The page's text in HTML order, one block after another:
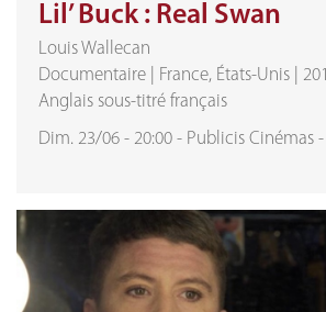
Lil’ Buck : Real Swan
Louis Wallecan
Documentaire
France, États-Unis
Anglais sous-titré français
Dim. 23/06 - 20:00 - Publicis Cinémas -